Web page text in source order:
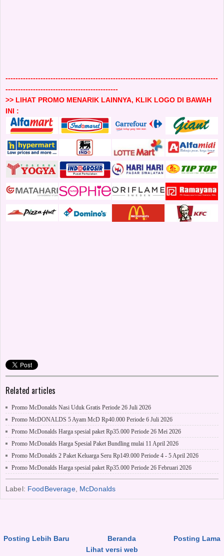
-------------------------------------------------------------------------------------
---------------------------------------------
>> LIHAT PROMO MENARIK LAINNYA, KLIK LOGO DI BAWAH
INI :
Related articles
Promo McDonalds Nasi Uduk Gratis Periode 26 Juli 2026
Promo McDONALDS 5 Ayam McD Rp40.000 Periode 6 Juli 2026
Promo McDonalds Harga spesial paket Rp35.000 Periode 26 Mei 2026
Promo McDonalds Harga Spesial Paket Bundling mulai 11 April 2026
Promo McDonalds 2 Paket Keluarga Seru Rp149.000 Periode 4 - 5 April 2026
Promo McDonalds Harga spesial paket Rp35.000 Periode 26 Februari 2026
Label: FoodBeverage, McDonalds
Posting Lebih Baru Posting Lama
Beranda
Lihat versi web